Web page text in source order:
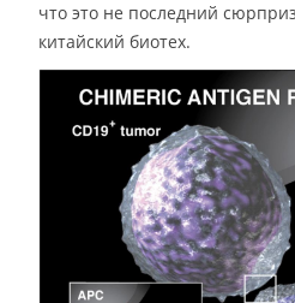
что это не последний
китайский биотех.